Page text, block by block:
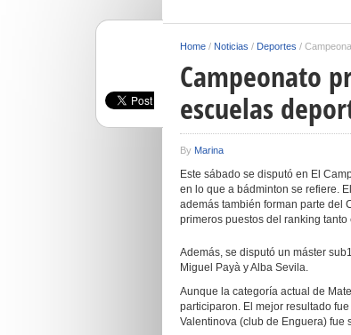
Home / Noticias / Deportes /
Campeonato
escuelas
By Marina
Este sábado se disputó en El
en lo que a bádminton se refiere.
además también forman parte del
primeros puestos del ranking
Además, se disputó un máster
Miguel Payà y Alba Sevila.
Aunque la categoría actual de
participaron. El mejor resultado
Valentinova (club de Enguera)